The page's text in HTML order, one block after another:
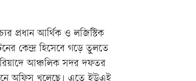
প্রধান আর্থিক ও লজিস্টিক
কেন্দ্র হিসেবে গড়ে তুলতে
রিয়াদে আঞ্চলিক সদর দফতর